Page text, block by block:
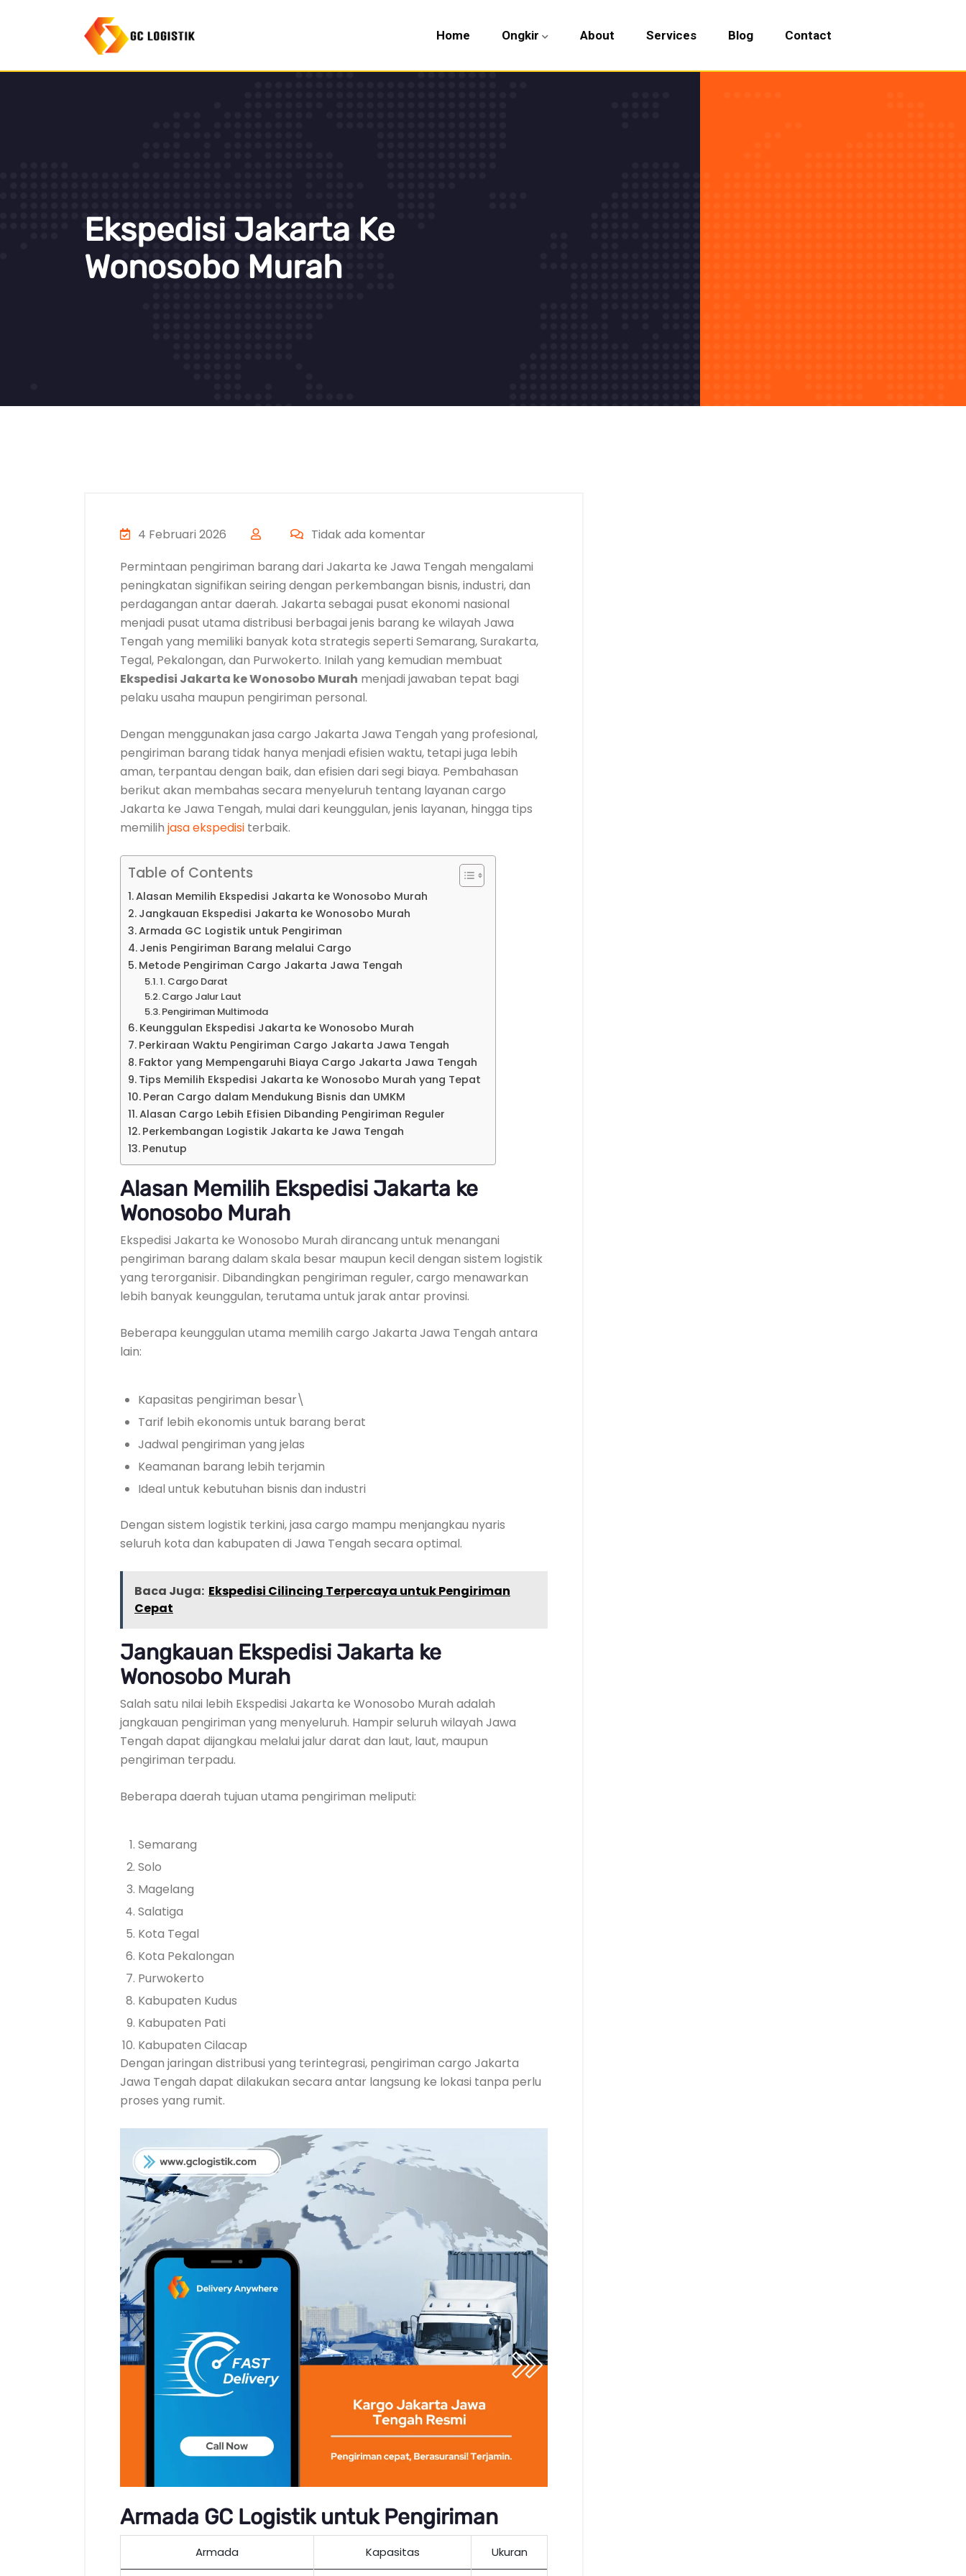
Home Ongkir About Services Blog Contact
Ekspedisi Jakarta Ke
Wonosobo Murah
4 Februari 2026
Tidak ada komentar
Permintaan pengiriman barang dari Jakarta ke Jawa Tengah mengalami
peningkatan signifikan seiring dengan perkembangan bisnis, industri, dan
perdagangan antar daerah. Jakarta sebagai pusat ekonomi nasional
menjadi pusat utama distribusi berbagai jenis barang ke wilayah Jawa
Tengah yang memiliki banyak kota strategis seperti Semarang, Surakarta,
Tegal, Pekalongan, dan Purwokerto. Inilah yang kemudian membuat
Ekspedisi Jakarta ke Wonosobo Murah menjadi jawaban tepat bagi
pelaku usaha maupun pengiriman personal.
Dengan menggunakan jasa cargo Jakarta Jawa Tengah yang profesional,
pengiriman barang tidak hanya menjadi efisien waktu, tetapi juga lebih
aman, terpantau dengan baik, dan efisien dari segi biaya. Pembahasan
berikut akan membahas secara menyeluruh tentang layanan cargo
Jakarta ke Jawa Tengah, mulai dari keunggulan, jenis layanan, hingga tips
memilih jasa ekspedisi terbaik.
Table of Contents
Alasan Memilih Ekspedisi Jakarta ke Wonosobo Murah
Jangkauan Ekspedisi Jakarta ke Wonosobo Murah
Armada GC Logistik untuk Pengiriman
Jenis Pengiriman Barang melalui Cargo
Metode Pengiriman Cargo Jakarta Jawa Tengah
1. Cargo Darat
Cargo Jalur Laut
Pengiriman Multimoda
Keunggulan Ekspedisi Jakarta ke Wonosobo Murah
Perkiraan Waktu Pengiriman Cargo Jakarta Jawa Tengah
Faktor yang Mempengaruhi Biaya Cargo Jakarta Jawa Tengah
Tips Memilih Ekspedisi Jakarta ke Wonosobo Murah yang Tepat
Peran Cargo dalam Mendukung Bisnis dan UMKM
Alasan Cargo Lebih Efisien Dibanding Pengiriman Reguler
Perkembangan Logistik Jakarta ke Jawa Tengah
Penutup
Alasan Memilih Ekspedisi Jakarta ke
Wonosobo Murah
Ekspedisi Jakarta ke Wonosobo Murah dirancang untuk menangani
pengiriman barang dalam skala besar maupun kecil dengan sistem logistik
yang terorganisir. Dibandingkan pengiriman reguler, cargo menawarkan
lebih banyak keunggulan, terutama untuk jarak antar provinsi.
Beberapa keunggulan utama memilih cargo Jakarta Jawa Tengah antara
lain:
Kapasitas pengiriman besar\
Tarif lebih ekonomis untuk barang berat
Jadwal pengiriman yang jelas
Keamanan barang lebih terjamin
Ideal untuk kebutuhan bisnis dan industri
Dengan sistem logistik terkini, jasa cargo mampu menjangkau nyaris
seluruh kota dan kabupaten di Jawa Tengah secara optimal.
Baca Juga: Ekspedisi Cilincing Terpercaya untuk Pengiriman
Cepat
Jangkauan Ekspedisi Jakarta ke
Wonosobo Murah
Salah satu nilai lebih Ekspedisi Jakarta ke Wonosobo Murah adalah
jangkauan pengiriman yang menyeluruh. Hampir seluruh wilayah Jawa
Tengah dapat dijangkau melalui jalur darat dan laut, laut, maupun
pengiriman terpadu.
Beberapa daerah tujuan utama pengiriman meliputi:
Semarang
Solo
Magelang
Salatiga
Kota Tegal
Kota Pekalongan
Purwokerto
Kabupaten Kudus
Kabupaten Pati
Kabupaten Cilacap
Dengan jaringan distribusi yang terintegrasi, pengiriman cargo Jakarta
Jawa Tengah dapat dilakukan secara antar langsung ke lokasi tanpa perlu
proses yang rumit.
Armada GC Logistik untuk Pengiriman
Armada Kapasitas Ukuran